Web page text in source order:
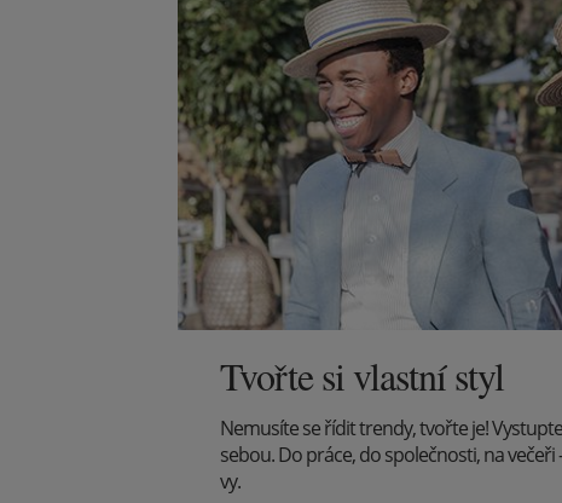
Tvořte si vlastní styl
Nemusíte se řídit trendy, tvořte je!
sebou. Do práce, do společnosti, na večeři
vy.